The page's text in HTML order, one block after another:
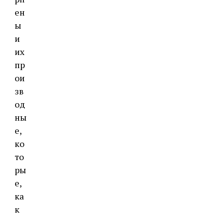
ен
ы
и
их
пр
ои
зв
од
ны
е,
ко
то
ры
е,
ка
к